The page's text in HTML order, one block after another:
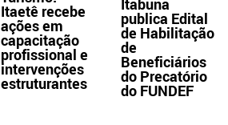
Itaetê recebe
ações em
capacitação
profissional e
intervenções
estruturantes
publica Edital
de Habilitação
de
Beneficiários
do Precatório
do FUNDEF